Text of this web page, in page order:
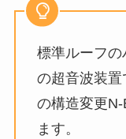
標準ルーフの
の超音波装
の構造変更
ます。